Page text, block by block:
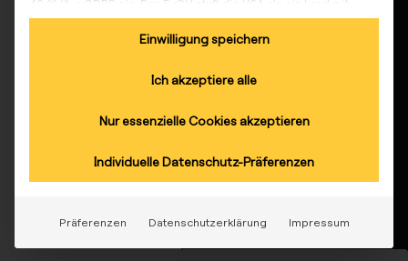
Abonnieren Sie den
erhalten Sie
über reev und die
Anmeldung
zum
49 (1) lit. a GDPR ein. Der EuGH stuft die USA als ein Land mit
unzureichendem Datenschutz nach EU-Standards ein. Es besteht
beispielsweise die Gefahr, dass US-Behörden
personenbezogene Daten in Überwachungsprogrammen
Klagemöglichkeit besteht.
Essenzielle Services ermöglichen grundlegende
Funktionieren der Website erforderlich.
Statistik
Aufschluss darüber geben, wie unsere Besucher mit
Einwilligung speichern
Ich akzeptiere alle
Nur essenzielle Cookies akzeptieren
Individuelle Datenschutz-Präferenzen
Präferenzen Datenschutzerklärung Impressum